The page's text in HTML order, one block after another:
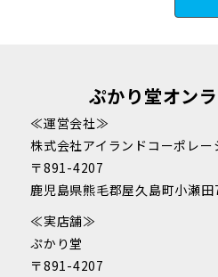
ぷかり堂オン
≪運営会社≫
株式会社アイランドコーポレー
〒891-4207
鹿児島県熊毛郡屋久島町小瀬
≪実店舗≫
ぷかり堂
〒891-4207